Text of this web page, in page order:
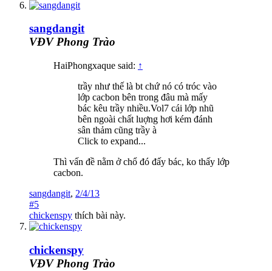
sangdangit
VĐV Phong Trào
HaiPhongxaque said: ↑
trầy như thế là bt chứ nó có tróc vào
lớp cacbon bên trong đâu mà mấy
bác kêu trầy nhiều.Vol7 cái lớp nhũ
bên ngoài chất luợng hơi kém đánh
sân thảm cũng trầy à
Click to expand...
Thì vấn đề nằm ở chổ đó đấy bác, ko thấy lớp
cacbon.
sangdangit, 2/4/13
#5
chickenspy thích bài này.
chickenspy
VĐV Phong Trào